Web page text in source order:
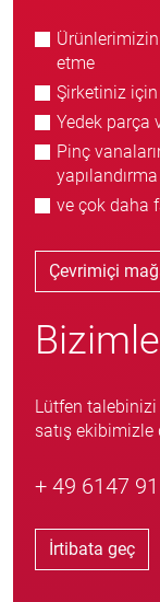
etme
Şirketiniz
Yedek parça
Pinç
yapılandırma
ve çok daha
Çevrimiçi
Lütfen
satış
+ 49 6147
İrtibata geç